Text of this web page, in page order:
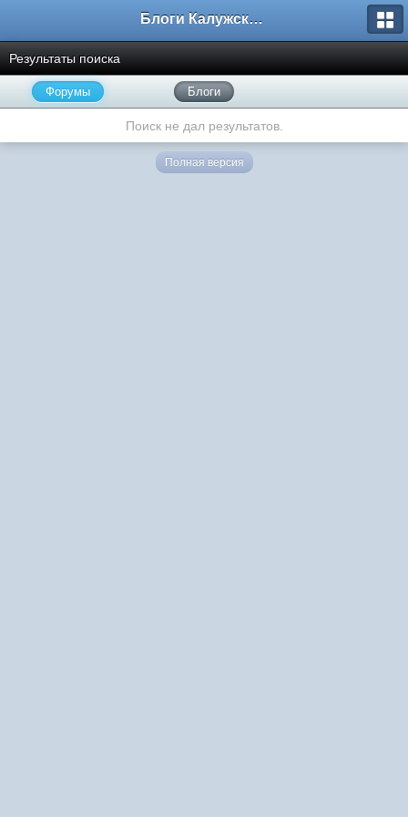
Блоги Калужского перекрестка
Результаты поиска
Форумы Блоги
Поиск не дал результатов.
Полная версия